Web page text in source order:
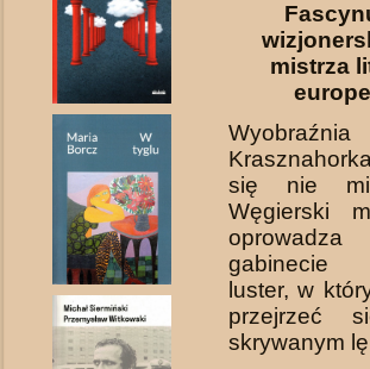
mistrza
się nie
Węgierski
gabinecie
luster, w
przejrzeć
skrywanym